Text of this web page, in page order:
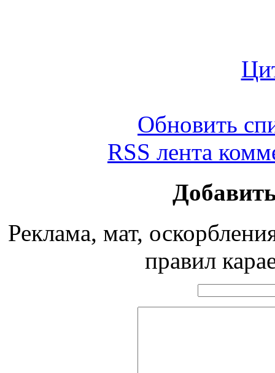
Обновить
RSS лента
Реклама, мат,
правил